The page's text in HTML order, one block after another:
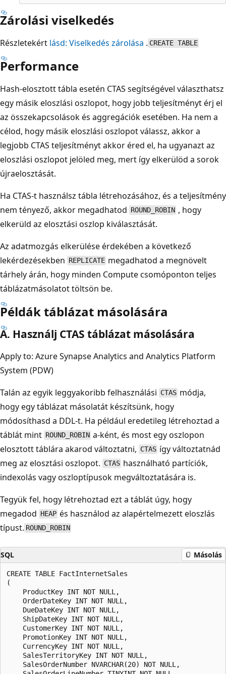
Zárolási viselkedés
Részletekért lásd: Viselkedés zárolása . CREATE TABLE
Performance
Hash-elosztott tábla esetén CTAS segítségével választhatsz
egy másik eloszlási oszlopot, hogy jobb teljesítményt érj el
az összekapcsolások és aggregációk esetében. Ha nem a
célod, hogy másik eloszlási oszlopot válassz, akkor a
legjobb CTAS teljesítményt akkor éred el, ha ugyanazt az
eloszlási oszlopot jelöled meg, mert így elkerülöd a sorok
újraelosztását.
Ha CTAS-t használsz tábla létrehozásához, és a teljesítmény
nem tényező, akkor megadhatod ROUND_ROBIN , hogy
elkerüld az elosztási oszlop kiválasztását.
Az adatmozgás elkerülése érdekében a következő
lekérdezésekben REPLICATE megadhatod a megnövelt
tárhely árán, hogy minden Compute csomóponton teljes
táblázatmásolatot töltsön be.
Példák táblázat másolására
A. Használj CTAS táblázat másolására
Apply to: Azure Synapse Analytics and Analytics Platform
System (PDW)
Talán az egyik leggyakoribb felhasználási CTAS módja,
hogy egy táblázat másolatát készítsünk, hogy
módosíthasd a DDL-t. Ha például eredetileg létrehoztad a
táblát mint ROUND_ROBIN a-ként, és most egy oszlopon
elosztott táblára akarod változtatni, CTAS így változtatnád
meg az elosztási oszlopot. CTAS használható partíciók,
indexolás vagy oszloptípusok megváltoztatására is.
Tegyük fel, hogy létrehoztad ezt a táblát úgy, hogy
megadod HEAP és használod az alapértelmezett eloszlás
típust. ROUND_ROBIN
SQL Másolás
CREATE TABLE FactInternetSales
(
    ProductKey INT NOT NULL,
    OrderDateKey INT NOT NULL,
    DueDateKey INT NOT NULL,
    ShipDateKey INT NOT NULL,
    CustomerKey INT NOT NULL,
    PromotionKey INT NOT NULL,
    CurrencyKey INT NOT NULL,
    SalesTerritoryKey INT NOT NULL,
    SalesOrderNumber NVARCHAR(20) NOT NULL,